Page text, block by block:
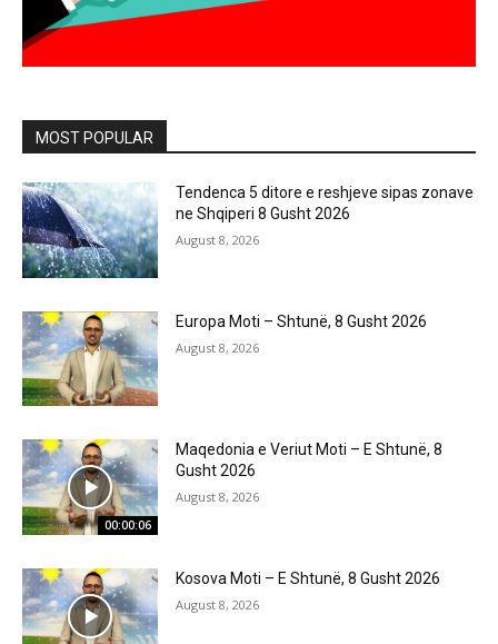
MOST POPULAR
Tendenca 5 ditore e reshjeve sipas zonave
ne Shqiperi 8 Gusht 2026
August 8, 2026
Europa Moti – Shtunë, 8 Gusht 2026
August 8, 2026
00:00:06
Maqedonia e Veriut Moti – E Shtunë, 8
Gusht 2026
August 8, 2026
Kosova Moti – E Shtunë, 8 Gusht 2026
August 8, 2026